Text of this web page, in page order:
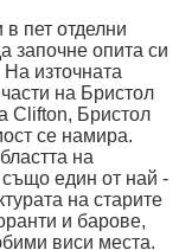
пет отделни
започне опита си
източната
на Бристол
Clifton, Бристол
се намира.
на
също един от най -
на старите
и барове,
виси места.